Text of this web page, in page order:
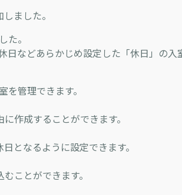
ました。
た。
日などあらかじめ設定した「休日」の入
を管理できます。
成することができます。
なるように設定できます。
ことができます。